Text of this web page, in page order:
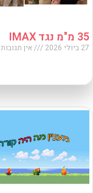
35 מ"מ נגד IMAX
27 ביולי 2026 אין תגובות